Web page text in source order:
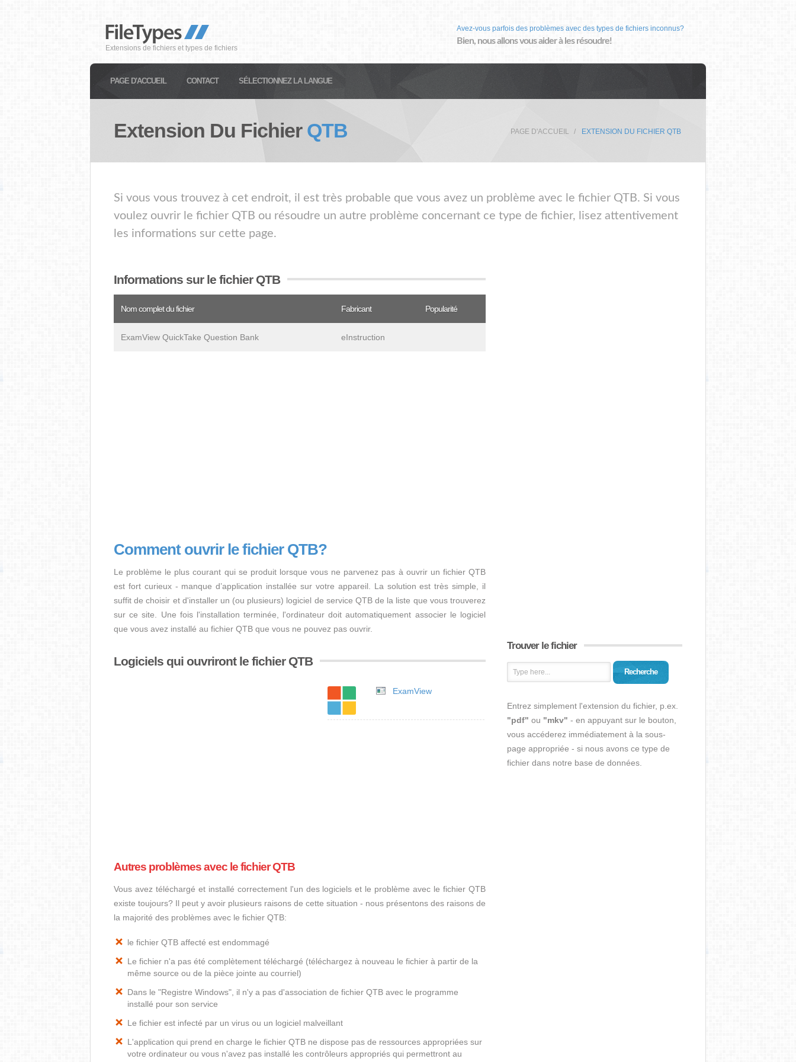
Extensions de fichiers et types de fichiers
Avez-vous parfois des problèmes avec des types de fichiers inconnus?
Bien, nous allons vous aider à les résoudre!
PAGE D'ACCUEIL CONTACT SÉLECTIONNEZ LA LANGUE
Extension Du Fichier QTB PAGE D'ACCUEIL EXTENSION DU FICHIER QTB
Si vous vous trouvez à cet endroit, il est très probable que vous avez un problème avec le fichier QTB. Si vous
voulez ouvrir le fichier QTB ou résoudre un autre problème concernant ce type de fichier, lisez attentivement
les informations sur cette page.
Informations sur le fichier QTB
Nom complet du fichier Fabricant Popularité
ExamView QuickTake Question Bank eInstruction
Comment ouvrir le fichier QTB?
Le problème le plus courant qui se produit lorsque vous ne parvenez pas à ouvrir un fichier QTB
est fort curieux - manque d’application installée sur votre appareil. La solution est très simple, il
suffit de choisir et d'installer un (ou plusieurs) logiciel de service QTB de la liste que vous trouverez
sur ce site. Une fois l'installation terminée, l'ordinateur doit automatiquement associer le logiciel
que vous avez installé au fichier QTB que vous ne pouvez pas ouvrir.
Logiciels qui ouvriront le fichier QTB
ExamView
Autres problèmes avec le fichier QTB
Vous avez téléchargé et installé correctement l'un des logiciels et le problème avec le fichier QTB
existe toujours? Il peut y avoir plusieurs raisons de cette situation - nous présentons des raisons de
la majorité des problèmes avec le fichier QTB:
le fichier QTB affecté est endommagé
Le fichier n'a pas été complètement téléchargé (téléchargez à nouveau le fichier à partir de la
même source ou de la pièce jointe au courriel)
Dans le "Registre Windows", il n'y a pas d'association de fichier QTB avec le programme
installé pour son service
Le fichier est infecté par un virus ou un logiciel malveillant
L'application qui prend en charge le fichier QTB ne dispose pas de ressources appropriées sur
votre ordinateur ou vous n'avez pas installé les contrôleurs appropriés qui permettront au
Trouver le fichier
Recherche
Entrez simplement l'extension du fichier, p.ex.
"pdf" ou "mkv" - en appuyant sur le bouton,
vous accéderez immédiatement à la sous-
page appropriée - si nous avons ce type de
fichier dans notre base de données.